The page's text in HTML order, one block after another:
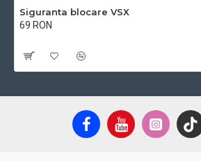
Siguranta blocare VSX
69 RON